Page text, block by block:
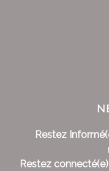
Restez
Restez connecté(e)